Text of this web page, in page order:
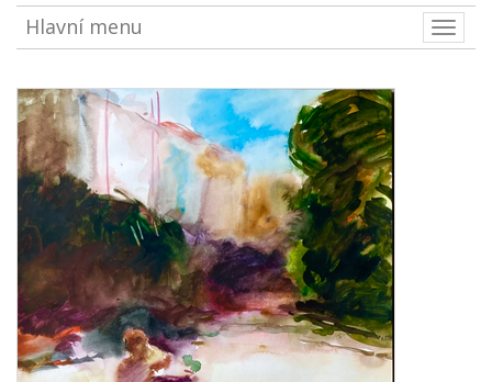
Toggle
Hlavní menu